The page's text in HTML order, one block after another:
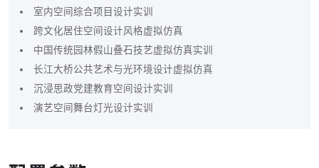
室内空间综合项目设计实训
跨文化居住空间设计风格虚拟仿真
中国传统园林假山叠石技艺虚拟仿真实训
长江大桥公共艺术与光环境设计虚拟仿真
沉浸思政党建教育空间设计实训
演艺空间舞台灯光设计实训